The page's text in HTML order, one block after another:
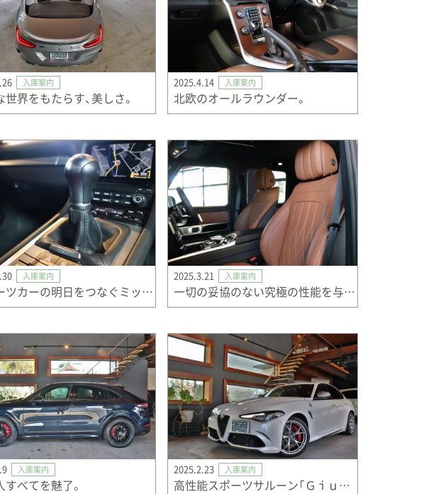
入庫案内
界をもたらす、美しさ。
2025.4.14 入庫案内
北欧のオールラウンダー。
入庫案内
スポーツカーの明日をつなぐミッドシップエンジンクーペ。
2025.3.21 入庫案内
一切の妥協のない究極の性能を与えられて誕生したＧクラス。
入庫案内
すべてを魅了。
2025.2.23 入庫案内
高性能スポーツサルーン「Ｇｉｕｌｉａ（ジュリア）」の限定車